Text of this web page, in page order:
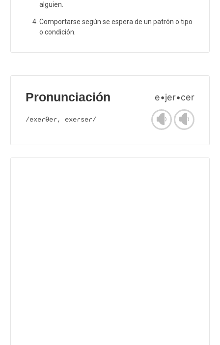
alguien.
Comportarse según se espera de un patrón o tipo
o condición.
Pronunciación e•jer•cer
/exeɾθeɾ, exeɾseɾ/